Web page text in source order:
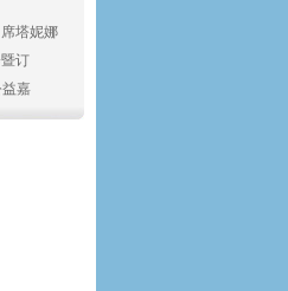
塔妮娜
订
益嘉